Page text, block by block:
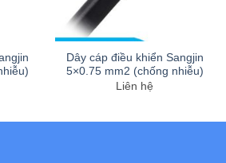
Dây cáp điều khiển Sangjin
5×0.75 mm2 (chống nhiễu)
Liên hệ